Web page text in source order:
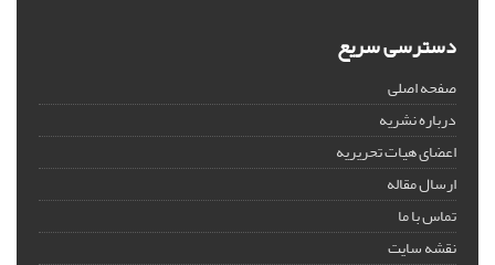
دسترسی سریع
صفحه اصلی
درباره نشریه
اعضای هیات تحریریه
ارسال مقاله
تماس با ما
نقشه سایت